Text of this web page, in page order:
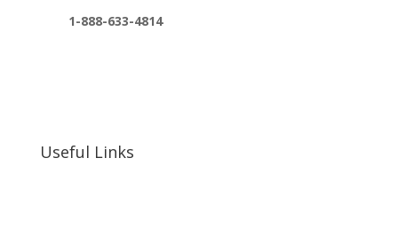
1-888-633-4814
Useful Links